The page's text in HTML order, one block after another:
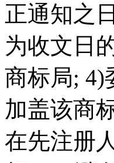
正通知之
为收文日
商标局; 4)
加盖该商
在先注册